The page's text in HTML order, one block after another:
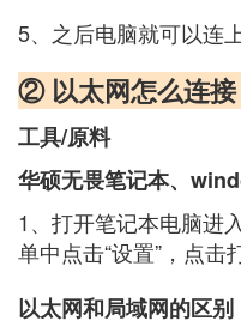
5、之后电脑就可以连
② 以太网怎么连接
工具/原料
华硕无畏笔记本、
1、打开笔记本电脑进
单中点击“设置”，点击
以太网和局域网的区别